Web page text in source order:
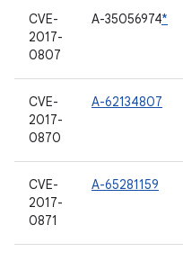
CVE-
2017-
0807
A-35056974*
CVE-
2017-
0870
A-62134807
CVE-
2017-
0871
A-65281159